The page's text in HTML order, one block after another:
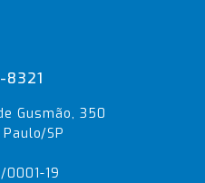
8321
Gusmão, 350
SP
0001-19